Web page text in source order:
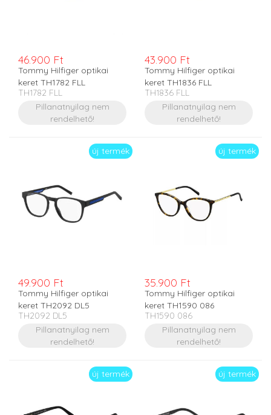
46.900 Ft
Tommy Hilfiger optikai
keret TH1782 FLL
TH1782 FLL
Pillanatnyilag nem
rendelhető!
43.900 Ft
Tommy Hilfiger optikai
keret TH1836 FLL
TH1836 FLL
Pillanatnyilag nem
rendelhető!
új termék
49.900 Ft
Tommy Hilfiger optikai
keret TH2092 DL5
TH2092 DL5
Pillanatnyilag nem
rendelhető!
új termék
35.900 Ft
Tommy Hilfiger optikai
keret TH1590 086
TH1590 086
Pillanatnyilag nem
rendelhető!
új termék új termék